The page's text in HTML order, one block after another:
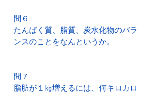
問６
たんぱく質、脂質、炭水化物のバラ
ンスのことをなんというか。
問７
脂肪が１㎏増えるには、何キロカロ